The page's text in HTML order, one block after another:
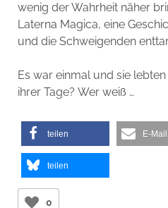
wenig der Wahrheit näher
Laterna Magica, eine
und die Schweigenden
Es war einmal und sie
ihrer Tage? Wer weiß …
teilen E-Mail
teilen
0